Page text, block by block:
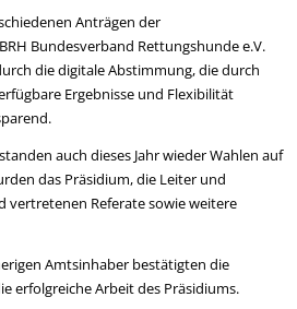
Anträgen der
Bundesverband Rettungshunde e.V.
die digitale Abstimmung, die durch
Ergebnisse und Flexibilität
auch dieses Jahr wieder Wahlen auf
das Präsidium, die Leiter und
vertretenen Referate sowie weitere
Amtsinhaber bestätigten die
erfolgreiche Arbeit des Präsidiums.